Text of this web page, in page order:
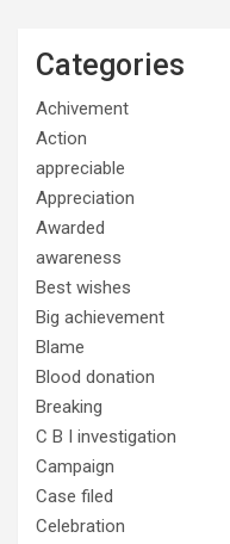
Categories
Achivement
Action
appreciable
Appreciation
Awarded
awareness
Best wishes
Big achievement
Blame
Blood donation
Breaking
C B I investigation
Campaign
Case filed
Celebration